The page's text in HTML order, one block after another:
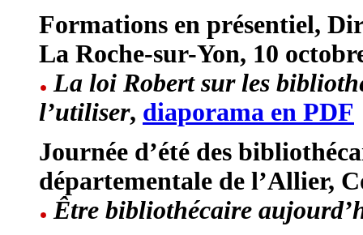
Formations en présentiel,
La Roche-sur-Yon, 10
La loi Robert sur les
l’utiliser, diaporama en PDF
Journée d’été des
départementale de l’Allier,
Être bibliothécaire